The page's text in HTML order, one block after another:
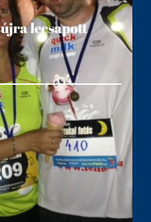
lecsapott